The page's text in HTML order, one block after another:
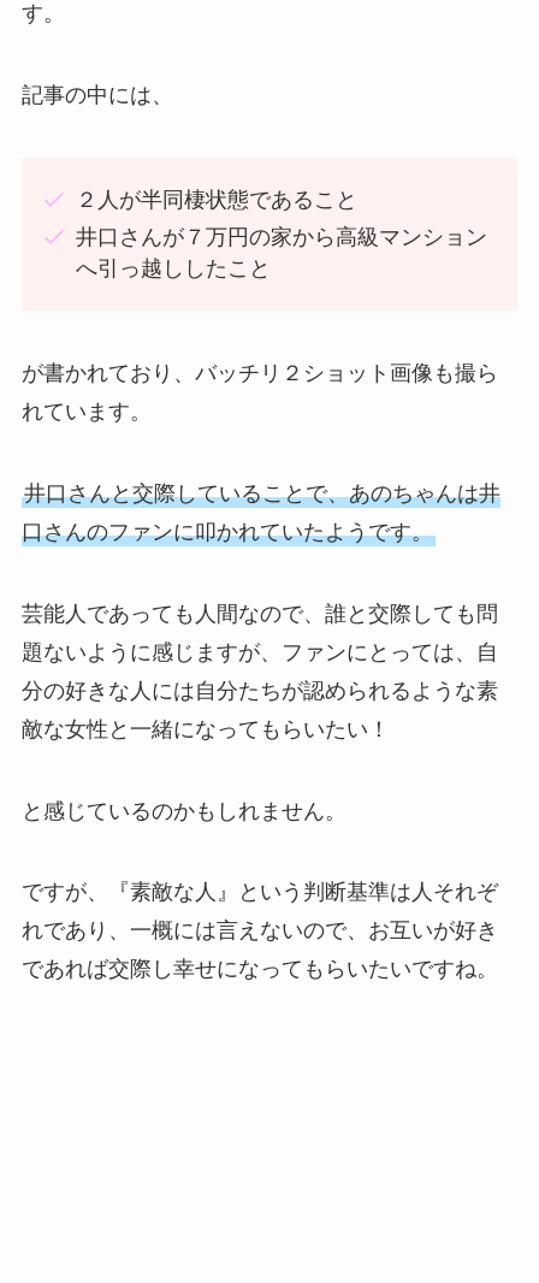
す。
記事の中には、
２人が半同棲状態であること
井口さんが７万円の家から高級マンション
へ引っ越ししたこと
が書かれており、バッチリ２ショット画像も撮ら
れています。
井口さんと交際していることで、あのちゃんは井
口さんのファンに叩かれていたようです。
芸能人であっても人間なので、誰と交際しても問
題ないように感じますが、ファンにとっては、自
分の好きな人には自分たちが認められるような素
敵な女性と一緒になってもらいたい！
と感じているのかもしれません。
ですが、『素敵な人』という判断基準は人それぞ
れであり、一概には言えないので、お互いが好き
であれば交際し幸せになってもらいたいですね。